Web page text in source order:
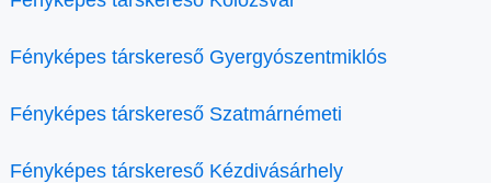
Fényképes társkereső Gyergyószentmiklós
Fényképes társkereső Szatmárnémeti
Fényképes társkereső Kézdivásárhely